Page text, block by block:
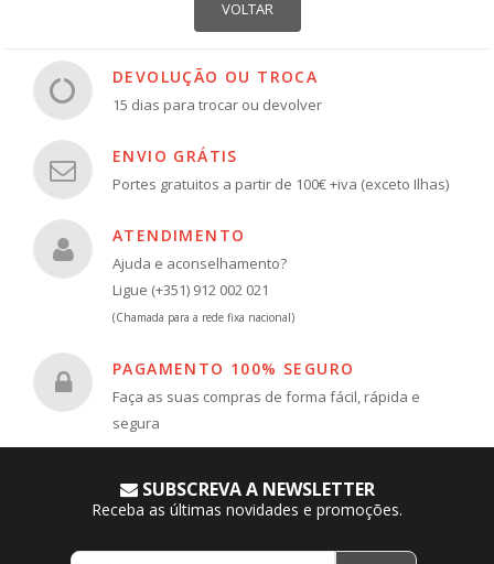
DEVOLUÇÃO OU TROCA
15 dias para trocar ou devolver
ENVIO GRÁTIS
Portes gratuitos a partir de 100€ +iva (exceto Ilhas)
ATENDIMENTO
Ajuda e aconselhamento?
Ligue (+351) 912 002 021
(Chamada para a rede fixa nacional)
PAGAMENTO 100% SEGURO
Faça as suas compras de forma fácil, rápida e
segura
SUBSCREVA A NEWSLETTER
Receba as últimas novidades e promoções.